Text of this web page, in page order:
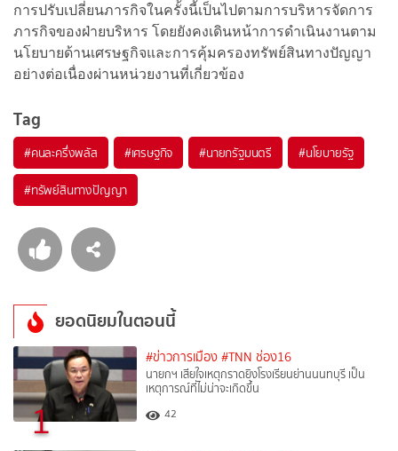
การปรับเปลี่ยนภารกิจในครั้งนี้เป็นไปตามการบริหารจัดการ
ภารกิจของฝ่ายบริหาร โดยยังคงเดินหน้าการดำเนินงานตาม
นโยบายด้านเศรษฐกิจและการคุ้มครองทรัพย์สินทางปัญญา
อย่างต่อเนื่องผ่านหน่วยงานที่เกี่ยวข้อง
Tag
#คนละครึ่งพลัส #เศรษฐกิจ #นายกรัฐมนตรี #นโยบายรัฐ
#ทรัพย์สินทางปัญญา
ยอดนิยมในตอนนี้
1
#ข่าวการเมือง #TNN ช่อง16
นายกฯ เสียใจเหตุกราดยิงโรงเรียนย่านนนทบุรี เป็น
เหตุการณ์ที่ไม่น่าจะเกิดขึ้น
42